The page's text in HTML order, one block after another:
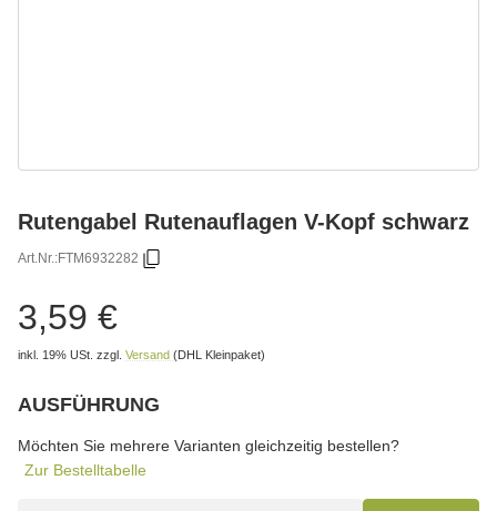
Rutengabel Rutenauflagen V-Kopf schwarz
Art.Nr.:FTM6932282
3,59 €
inkl. 19% USt. zzgl. Versand (DHL Kleinpaket)
AUSFÜHRUNG
Möchten Sie mehrere Varianten gleichzeitig bestellen?
Zur Bestelltabelle